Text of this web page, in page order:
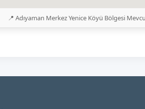
📍 Adıyaman Merkez Yenice Köyü Bölgesi